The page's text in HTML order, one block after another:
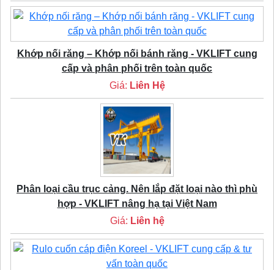
Khớp nối răng – Khớp nối bánh răng - VKLIFT cung
cấp và phân phối trên toàn quốc
Giá: Liên Hệ
Phân loại cầu trục cảng. Nên lắp đặt loại nào thì phù
hợp - VKLIFT nâng hạ tại Việt Nam
Giá: Liên hệ